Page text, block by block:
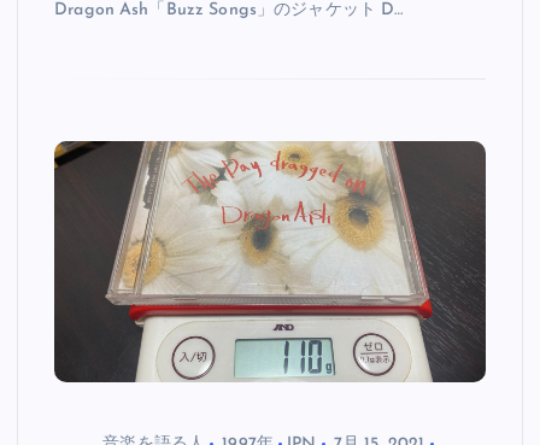
Dragon Ash「Buzz Songs」のジャケット D…